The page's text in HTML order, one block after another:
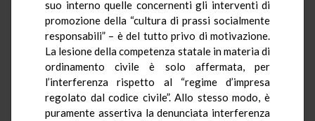
suo interno quelle concernenti gli interventi di
promozione della “cultura di prassi socialmente
responsabili” – è del tutto privo di motivazione.
La lesione della competenza statale in materia di
ordinamento civile è solo affermata, per
l’interferenza rispetto al “regime d’impresa
regolato dal codice civile”. Allo stesso modo, è
puramente assertiva la denunciata interferenza